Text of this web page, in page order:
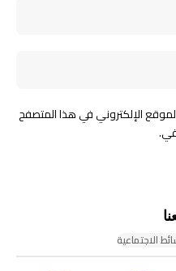
الإلكتروني في هذا المتصفح
الاجتماعية